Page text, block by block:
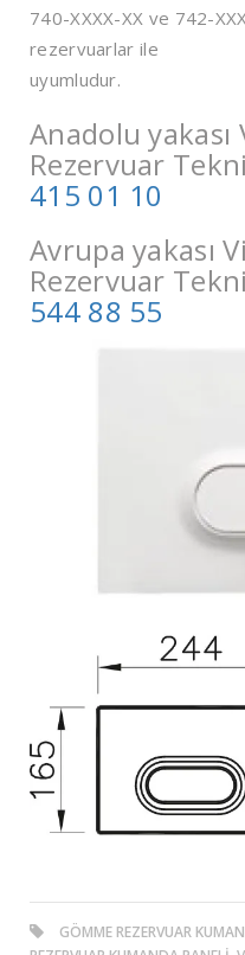
740-XXXX-XX ve 742-
rezervuarlar ile
uyumludur.
Anadolu
Rezervuar
415 01 10
Avrupa yakası
Rezervuar
544 88 55
GÖMME REZERVUAR